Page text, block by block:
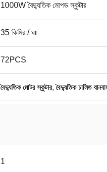
1000W বৈদ্যুতিক মোপড স্কুটার
35 কিমির / ঘঃ
72PCS
বৈদ্যুতিক মোটর স্কুটার,বৈদ্যুতিক চালিত
1